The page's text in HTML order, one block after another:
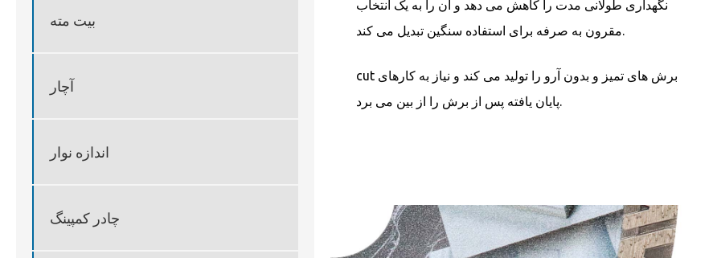
بیت مته
آچار
اندازه نوار
چادر کمپینگ
نگهداری طولانی مدت را کاهش می دهد و آن را به یک انتخاب
مقرون به صرفه برای استفاده سنگین تبدیل می کند.
cut برش های تمیز و بدون آرو را تولید می کند و نیاز به کارهای
پایان یافته پس از برش را از بین می برد.